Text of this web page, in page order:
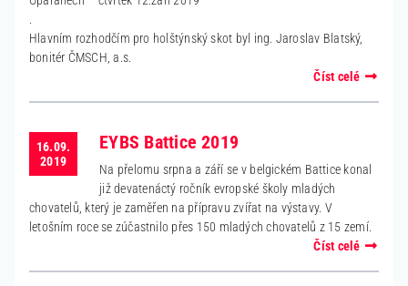
Hlavním rozhodčím pro holštýnský skot byl ing. Jaroslav Blatský,
bonitér ČMSCH, a.s.
Číst celé
16.09.
2019
EYBS Battice 2019
Na přelomu srpna a září se v belgickém Battice konal
již devatenáctý ročník evropské školy mladých
chovatelů, který je zaměřen na přípravu zvířat na výstavy. V
letošním roce se zúčastnilo přes 150 mladých chovatelů z 15 zemí.
Číst celé